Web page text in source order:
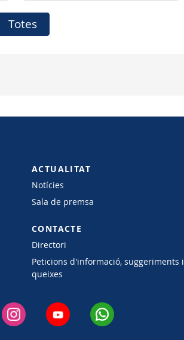
Totes
ACTUALITAT
Notícies
Sala de premsa
CONTACTE
Directori
Peticions d'informació, suggeriments i
queixes